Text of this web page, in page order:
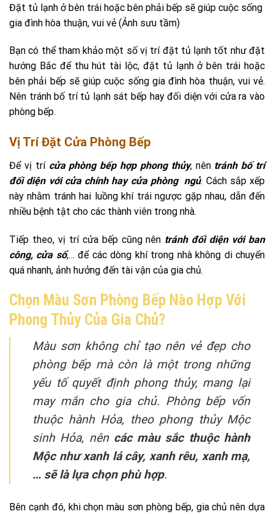
Đặt tủ lạnh ở bên trái hoặc bên phải bếp sẽ giúp cuộc sống
gia đình hòa thuận, vui vẻ (Ảnh sưu tầm)
Bạn có thể tham khảo một số vị trí đặt tủ lạnh tốt như đặt
hướng Bắc để thu hút tài lộc, đặt tủ lạnh ở bên trái hoặc
bên phải bếp sẽ giúp cuộc sống gia đình hòa thuận, vui vẻ.
Nên tránh bố trí tủ lạnh sát bếp hay đối diện với cửa ra vào
phòng bếp.
Vị Trí Đặt Cửa Phòng Bếp
Để vị trí cửa phòng bếp hợp phong thủy, nên tránh bố trí
đối diện với cửa chính hay cửa phòng ngủ. Cách sắp xếp
này nhằm tránh hai luồng khí trái ngược gặp nhau, dẫn đến
nhiều bệnh tật cho các thành viên trong nhà.
Tiếp theo, vị trí cửa bếp cũng nên tránh đối diện với ban
công, cửa sổ,… để các dòng khí trong nhà không di chuyển
quá nhanh, ảnh hưởng đến tài vận của gia chủ.
Chọn Màu Sơn Phòng Bếp Nào Hợp Với
Phong Thủy Của Gia Chủ?
Màu sơn không chỉ tạo nên vẻ đẹp cho
phòng bếp mà còn là một trong những
yếu tố quyết định phong thủy, mang lại
may mắn cho gia chủ. Phòng bếp vốn
thuộc hành Hỏa, theo phong thủy Mộc
sinh Hỏa, nên các màu sắc thuộc hành
Mộc như xanh lá cây, xanh rêu, xanh mạ,
… sẽ là lựa chọn phù hợp.
Bên cạnh đó, khi chọn màu sơn phòng bếp, gia chủ nên dựa